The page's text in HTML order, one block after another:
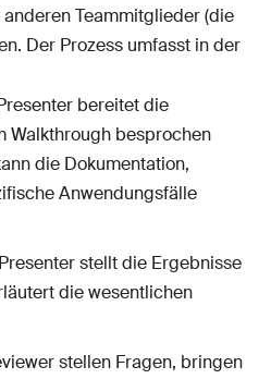
Teammitglieder (die
Der Prozess umfasst in der
bereitet die
Walkthrough besprochen
die Dokumentation,
Anwendungsfälle
stellt die Ergebnisse
die wesentlichen
stellen Fragen, bringen